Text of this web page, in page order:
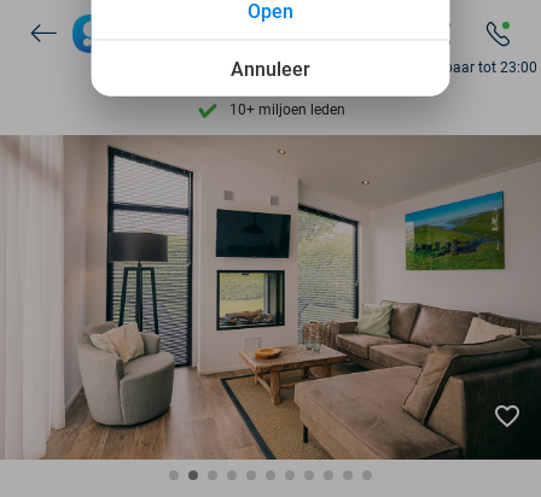
Ontdek 15.000+ deals
7 dagen per week beschikbaar
10+ miljoen leden
9,4 op basis van
Ontdek 15.000+ deals
7 dagen per week beschikbaar
10+ miljoen leden
Bereikbaar tot 23:00
favorite_border
Annuleer
Open